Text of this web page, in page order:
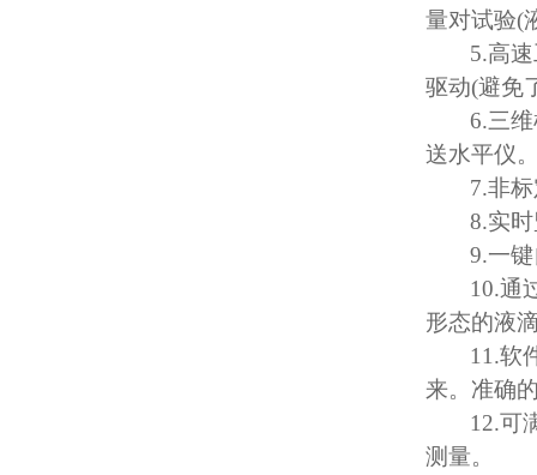
量对试验(
5.高
驱动(避免
6.三
送水平仪
7.非
8.实
9.一
10.通
形态的液
11.软
来。准确
12.可
测量。